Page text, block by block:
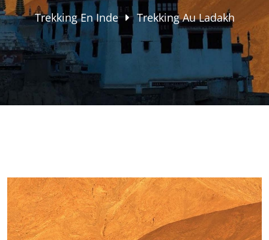
Trekking En Inde Trekking Au Ladakh